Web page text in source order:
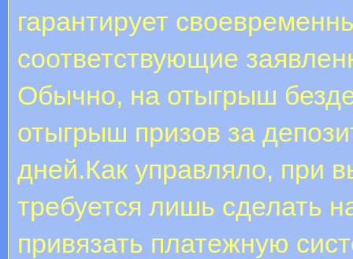
гарантирует
соответствующие
Обычно, на отыгрыш
отыгрыш призов за
дней.Как управляло, при
требуется лишь сделать
привязать платежную